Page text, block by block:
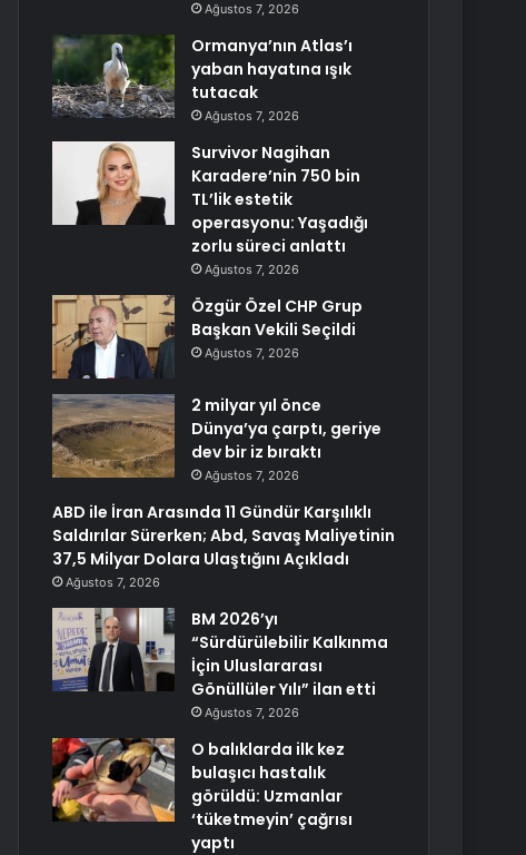
Ağustos 7, 2026
Ormanya’nın Atlas’ı
yaban hayatına ışık
tutacak
Ağustos 7, 2026
Survivor Nagihan
Karadere’nin 750 bin
TL’lik estetik
operasyonu: Yaşadığı
zorlu süreci anlattı
Ağustos 7, 2026
Özgür Özel CHP Grup
Başkan Vekili Seçildi
Ağustos 7, 2026
2 milyar yıl önce
Dünya’ya çarptı, geriye
dev bir iz bıraktı
Ağustos 7, 2026
ABD ile İran Arasında 11 Gündür Karşılıklı
Saldırılar Sürerken; Abd, Savaş Maliyetinin
37,5 Milyar Dolara Ulaştığını Açıkladı
Ağustos 7, 2026
BM 2026’yı
“Sürdürülebilir Kalkınma
İçin Uluslararası
Gönüllüler Yılı” ilan etti
Ağustos 7, 2026
O balıklarda ilk kez
bulaşıcı hastalık
görüldü: Uzmanlar
‘tüketmeyin’ çağrısı
yaptı